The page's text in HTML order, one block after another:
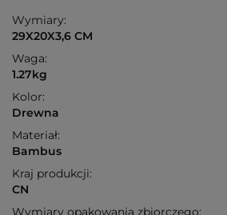
Wymiary:
29X20X3,6 CM
Waga:
1.27kg
Kolor:
Drewna
Materiał:
Bambus
Kraj produkcji:
CN
Wymiary opakowania zbiorczego: